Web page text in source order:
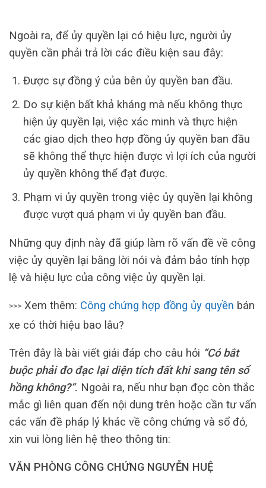
Ngoài ra, để ủy quyền lại có hiệu lực, người ủy
quyền cần phải trả lời các điều kiện sau đây:
Được sự đồng ý của bên ủy quyền ban đầu.
Do sự kiện bất khả kháng mà nếu không thực
hiện ủy quyền lại, việc xác minh và thực hiện
các giao dịch theo hợp đồng ủy quyền ban đầu
sẽ không thể thực hiện được vì lợi ích của người
ủy quyền không thể đạt được.
Phạm vi ủy quyền trong việc ủy ​​quyền lại không
được vượt quá phạm vi ủy quyền ban đầu.
Những quy định này đã giúp làm rõ vấn đề về công
việc ủy ​​quyền lại bằng lời nói và đảm bảo tính hợp
lệ và hiệu lực của công việc ủy ​​quyền lại.
>>> Xem thêm: Công chứng hợp đồng ủy quyền bán
xe có thời hiệu bao lâu?
Trên đây là bài viết giải đáp cho câu hỏi “Có bắt
buộc phải đo đạc lại diện tích đất khi sang tên sổ
hồng không?“. Ngoài ra, nếu như bạn đọc còn thắc
mắc gì liên quan đến nội dung trên hoặc cần tư vấn
các vấn đề pháp lý khác về công chứng và sổ đỏ,
xin vui lòng liên hệ theo thông tin:
VĂN PHÒNG CÔNG CHỨNG NGUYỄN HUỆ